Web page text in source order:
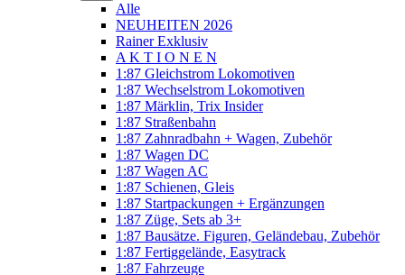
Alle
NEUHEITEN 2026
Rainer Exklusiv
A K T I O N E N
1:87 Gleichstrom Lokomotiven
1:87 Wechselstrom Lokomotiven
1:87 Märklin, Trix Insider
1:87 Straßenbahn
1:87 Zahnradbahn + Wagen, Zubehör
1:87 Wagen DC
1:87 Wagen AC
1:87 Schienen, Gleis
1:87 Startpackungen + Ergänzungen
1:87 Züge, Sets ab 3+
1:87 Bausätze. Figuren, Geländebau, Zubehör
1:87 Fertiggelände, Easytrack
1:87 Fahrzeuge